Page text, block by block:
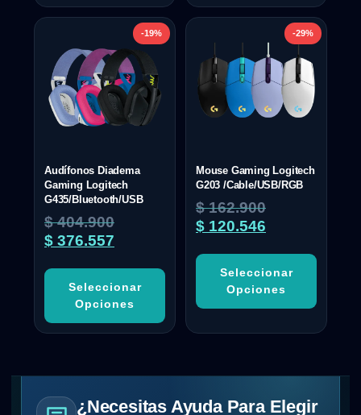
-19%
Audífonos Diadema
Gaming Logitech
G435/Bluetooth/USB
$404.900
$ 376.557
Seleccionar
Opciones
-29%
Mouse Gaming Logitech
G203 /Cable/USB/RGB
$162.900
$ 120.546
Seleccionar
Opciones
¿Necesitas Ayuda Para Elegir